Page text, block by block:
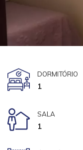
DORMITÓRIO
1
SALA
1